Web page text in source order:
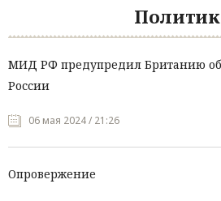
МИД РФ предупредил Британию об
России
06 мая 2024 / 21:26
Опровержение